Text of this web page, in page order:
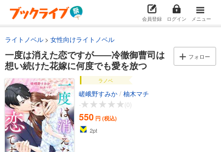
会員登録 ログイン メニュー
ライトノベル 女性向けライトノベル
一度は消えた恋ですが――冷徹御曹司は
想い続けた花嫁に何度でも愛を放つ
フォロー
ラノベ
嵯峨野すみか / 柚木マチ
-
(0)
550 円 (税込)
2pt